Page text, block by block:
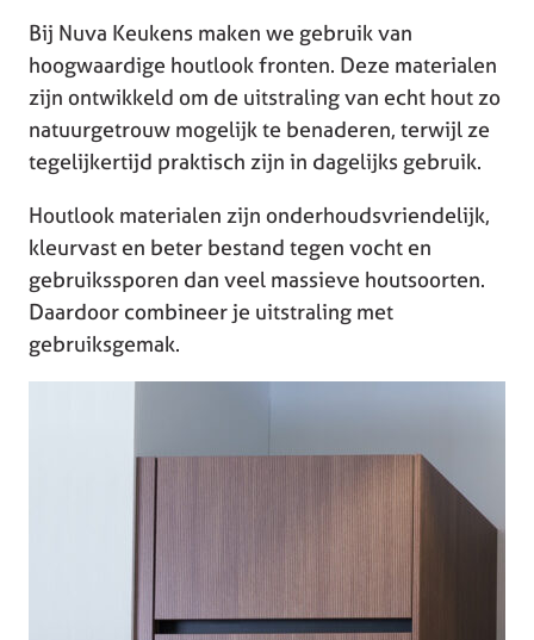
Bij Nuva Keukens maken we gebruik van
hoogwaardige houtlook fronten. Deze materialen
zijn ontwikkeld om de uitstraling van echt hout zo
natuurgetrouw mogelijk te benaderen, terwijl ze
tegelijkertijd praktisch zijn in dagelijks gebruik.
Houtlook materialen zijn onderhoudsvriendelijk,
kleurvast en beter bestand tegen vocht en
gebruikssporen dan veel massieve houtsoorten.
Daardoor combineer je uitstraling met
gebruiksgemak.